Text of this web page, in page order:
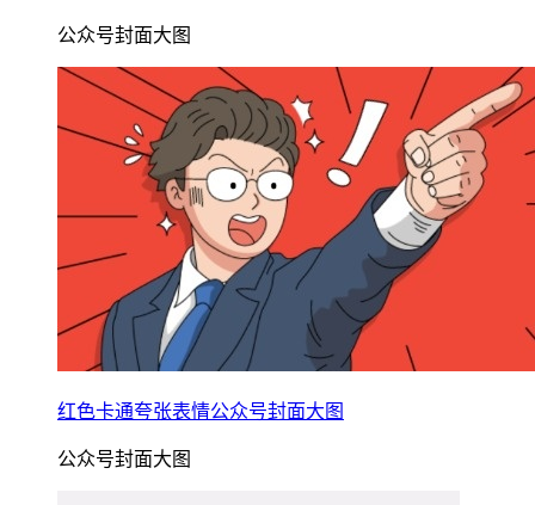
公众号封面大图
红色卡通夸张表情公众号封面大图
公众号封面大图